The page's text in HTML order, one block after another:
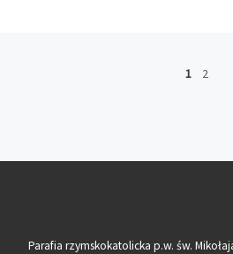
Nawigacja po 1 2
Parafia rzymskokatolicka p.w. św.